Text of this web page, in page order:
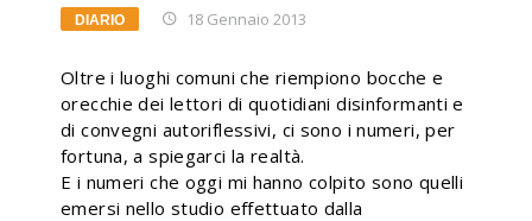
DIARIO 18 Gennaio 2013
Oltre i luoghi comuni che riempiono bocche e
orecchie dei lettori di quotidiani disinformanti e
di convegni autoriflessivi, ci sono i numeri, per
fortuna, a spiegarci la realtà.
E i numeri che oggi mi hanno colpito sono quelli
emersi nello studio effettuato dalla